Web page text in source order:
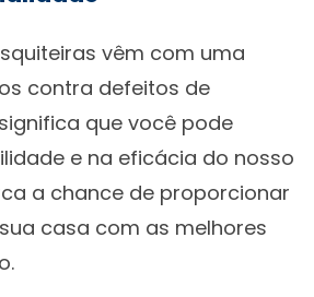
vêm com uma
contra defeitos de
que você pode
e na eficácia do nosso
a chance de proporcionar
casa com as melhores